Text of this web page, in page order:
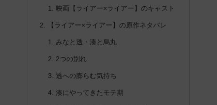
映画【ライアー×ライアー】のキャスト
【ライアー×ライアー】の原作ネタバレ
みなと透・湊と烏丸
2つの別れ
透への膨らむ気持ち
湊にやってきたモテ期